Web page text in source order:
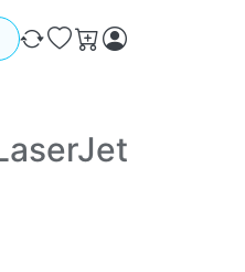
khi bạn nhập. Nhấn phím
So sánh
Ưa thích
Giỏ hàng